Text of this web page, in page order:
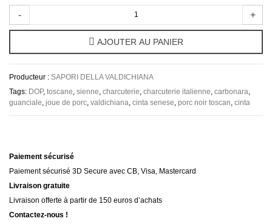
- +
AJOUTER AU PANIER
Producteur : SAPORI DELLA VALDICHIANA
Tags: DOP, toscane sienne charcuterie charcuterie italienne carbonara
guanciale joue de porc valdichiana cinta senese porc noir toscan cinta
Paiement sécurisé
Paiement sécurisé 3D Secure avec CB, Visa, Mastercard
Livraison gratuite
Livraison offerte à partir de 150 euros d’achats
Contactez-nous !